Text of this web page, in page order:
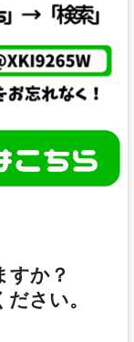
すか？
さい。